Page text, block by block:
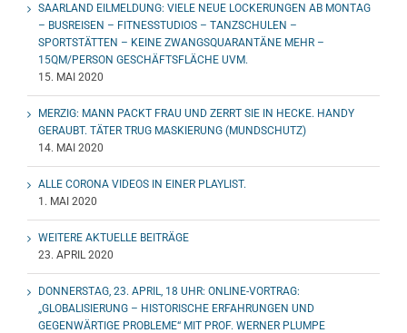
SAARLAND EILMELDUNG: VIELE NEUE LOCKERUNGEN AB MONTAG
– BUSREISEN – FITNESSTUDIOS – TANZSCHULEN –
SPORTSTÄTTEN – KEINE ZWANGSQUARANTÄNE MEHR –
15QM/PERSON GESCHÄFTSFLÄCHE UVM.
15. MAI 2020
MERZIG: MANN PACKT FRAU UND ZERRT SIE IN HECKE. HANDY
GERAUBT. TÄTER TRUG MASKIERUNG (MUNDSCHUTZ)
14. MAI 2020
ALLE CORONA VIDEOS IN EINER PLAYLIST.
1. MAI 2020
WEITERE AKTUELLE BEITRÄGE
23. APRIL 2020
DONNERSTAG, 23. APRIL, 18 UHR: ONLINE-VORTRAG:
„GLOBALISIERUNG – HISTORISCHE ERFAHRUNGEN UND
GEGENWÄRTIGE PROBLEME“ MIT PROF. WERNER PLUMPE